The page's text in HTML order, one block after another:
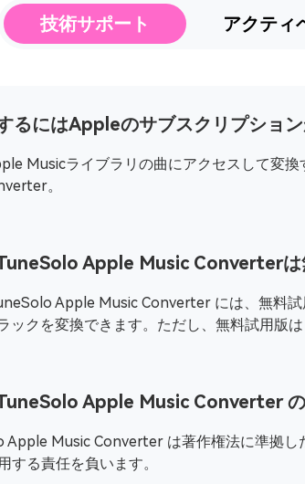
Youtube Music変
換
ンドラ音楽コンバ
タ
MusicをMP3にダウンロード
技術サポート アクティ
るにはAppleのサブスクリプショ
Musicライブラリの曲にアクセスして変
。
Apple Music Converterは
Apple Music Converter には、無料
ックを変換できます。ただし、無料試用版
Apple Music Converter
Apple Music Converter は著作権法に準拠し
する責任を負います。